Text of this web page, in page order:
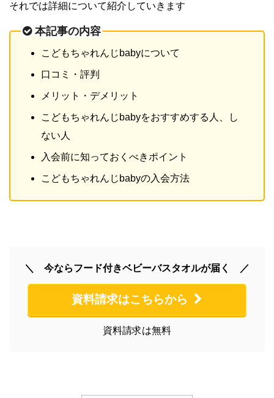
それでは詳細について紹介していきます
本記事の内容
こどもちゃれんじbabyについて
口コミ・評判
メリット・デメリット
こどもちゃれんじbabyをおすすめする人、し
ない人
入会前に知っておくべきポイント
こどもちゃれんじbabyの入会方法
＼ 今ならフード付きベビーバスタオルが届く ／
資料請求はこちらから
資料請求は無料